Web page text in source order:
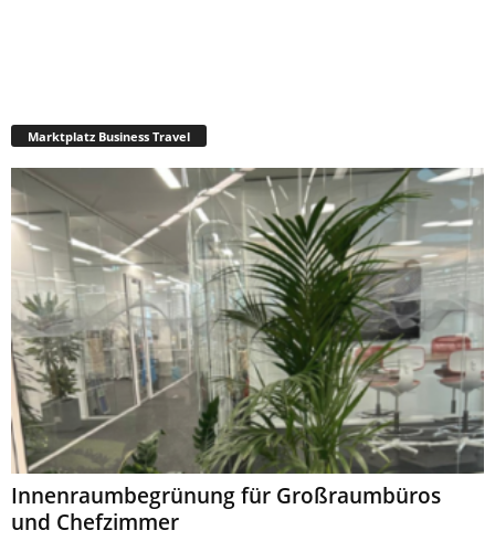
Marktplatz Business Travel
Innenraumbegrünung für Großraumbüros
und Chefzimmer